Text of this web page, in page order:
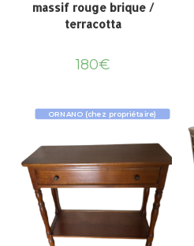
massif rouge brique /
terracotta
180€
ORNANO (chez propriétaire)